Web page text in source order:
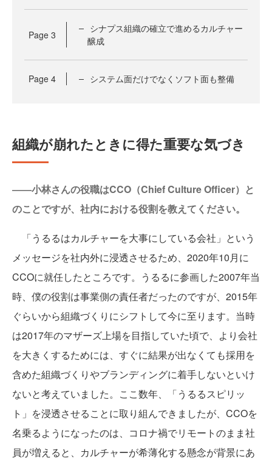
Page 3
シナプス組織の確立で進めるカルチャー
醸成
Page 4 システム面だけでなくソフト面も整備
組織が崩れたときに得た重要な気づき
――小林さんの役職はCCO（Chief Culture Officer）と
のことですが、社内における役割を教えてください。
「うるるはカルチャーを大事にしている会社」という
メッセージを社内外に浸透させるため、2020年10月に
CCOに就任したところです。うるるに参画した2007年当
時、僕の役割は事業側の責任者だったのですが、2015年
ぐらいから組織づくりにシフトして今に至ります。当時
は2017年のマザーズ上場を目指していた頃で、より会社
を大きくするためには、すぐに結果が出なくても採用を
含めた組織づくりやブランディングに着手しないといけ
ないと考えていました。ここ数年、「うるるスピリッ
ト」を浸透させることに取り組んできましたが、CCOを
名乗るようになったのは、コロナ禍でリモートのまま社
員が増えると、カルチャーが希薄化する懸念が背景にあ